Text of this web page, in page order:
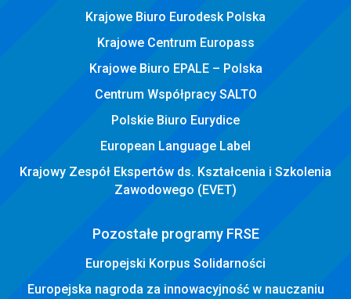
Krajowe Biuro Eurodesk Polska
Krajowe Centrum Europass
Krajowe Biuro EPALE – Polska
Centrum Współpracy SALTO
Polskie Biuro Eurydice
European Language Label
Krajowy Zespół Ekspertów ds. Kształcenia i Szkolenia
Zawodowego (EVET)
Pozostałe programy FRSE
Europejski Korpus Solidarności
Europejska nagroda za innowacyjność w nauczaniu